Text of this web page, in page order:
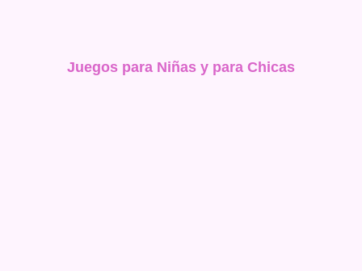
Juegos para Niñas y para Chicas